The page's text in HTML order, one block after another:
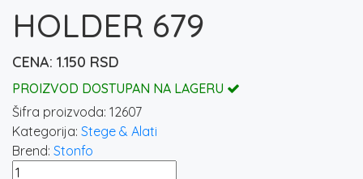
HOLDER 679
1.150 RSD
PROIZVOD DOSTUPAN NA LAGERU
Šifra proizvoda: 12607
Kategorija: Stege & Alati
Brend: Stonfo
STONFO